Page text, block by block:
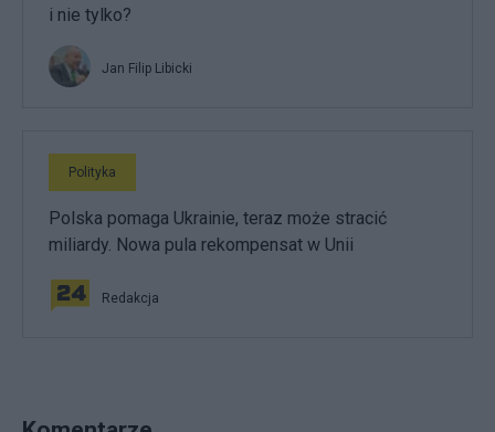
i nie tylko?
Jan Filip Libicki
Polityka
Polska pomaga Ukrainie, teraz może stracić
miliardy. Nowa pula rekompensat w Unii
Redakcja